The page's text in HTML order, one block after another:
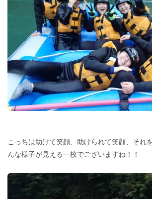
こっちは助けて笑顔、助けられて笑顔、そ
んな様子が見える一枚でございますね！！